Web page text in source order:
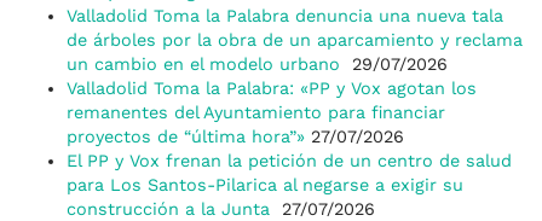
Valladolid Toma la Palabra denuncia una nueva tala
de árboles por la obra de un aparcamiento y reclama
un cambio en el modelo urbano
29/07/2026
Valladolid Toma la Palabra: «PP y Vox agotan los
remanentes del Ayuntamiento para financiar
proyectos de “última hora”» 27/07/2026
El PP y Vox frenan la petición de un centro de salud
para Los Santos-Pilarica al negarse a exigir su
construcción a la Junta
27/07/2026